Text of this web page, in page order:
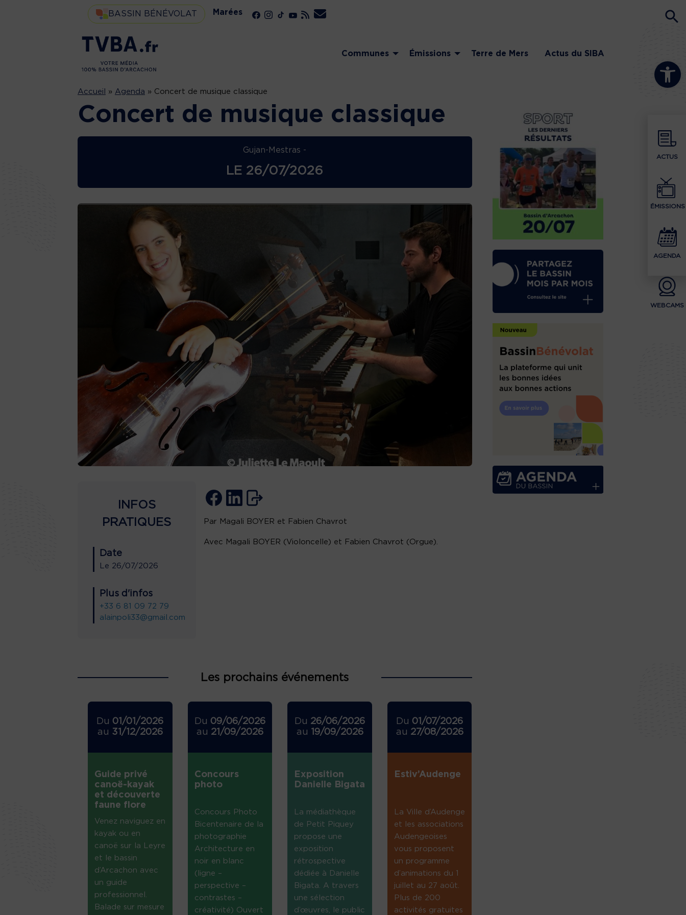
Ouvrir la
ACTUS
ÉMISSIONS
AGENDA
WEBCAMS
BASSIN BÉNÉVOLAT Marées
Communes Émissions Terre de Mers Actus du SIBA
Accueil » Agenda » Concert de musique classique
Concert de musique classique
Gujan-Mestras -
LE 26/07/2026
INFOS
PRATIQUES
Date
Le 26/07/2026
Plus d'infos
+33 6 81 09 72 79
alainpoli33@gmail.com
Par Magali BOYER et Fabien Chavrot
Avec Magali BOYER (Violoncelle) et Fabien Chavrot (Orgue).
Les prochains événements
Du 01/01/2026
au 31/12/2026
Guide privé
canoë-kayak
et découverte
faune flore
Venez naviguez en
kayak ou en
canoë sur la Leyre
et le bassin
d’Arcachon avec
un guide
professionnel.
Balade sur mesure
Du 09/06/2026
au 21/09/2026
Concours
photo
Concours Photo
Bicentenaire de la
photographie
Architecture en
noir en blanc
(ligne –
perspective –
contrastes –
créativité) Ouvert
Du 26/06/2026
au 19/09/2026
Exposition
Danielle Bigata
La médiathèque
de Petit Piquey
propose une
exposition
rétrospective
dédiée à Danielle
Bigata. A travers
une sélection
d’œuvres, le public
Du 01/07/2026
au 27/08/2026
Estiv’Audenge
La Ville d’Audenge
et les associations
Audengeoises
vous proposent
un programme
d’animations du 1
juillet au 27 août.
Plus de 200
activités gratuites